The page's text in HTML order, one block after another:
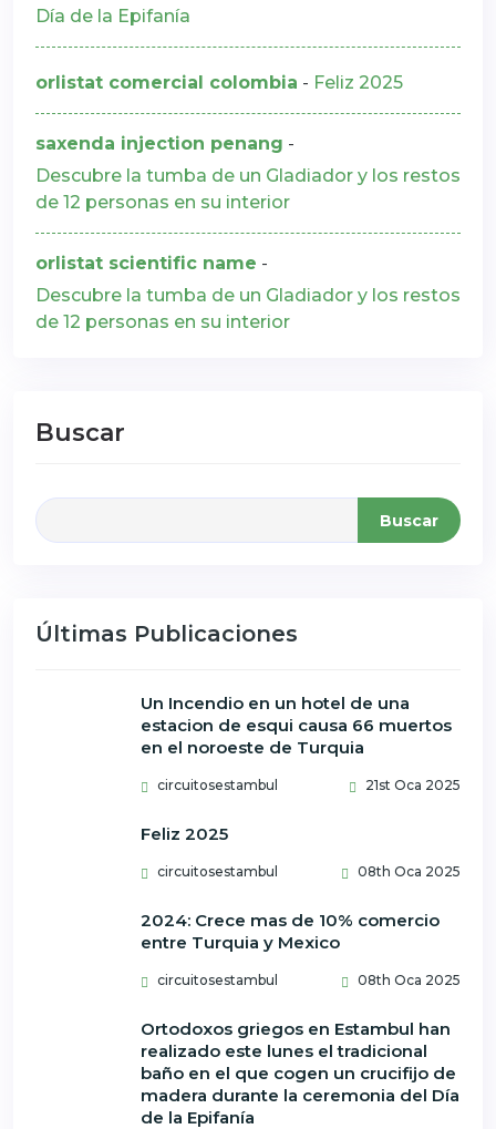
Día de la Epifanía
orlistat comercial colombia - Feliz 2025
saxenda injection penang -
Descubre la tumba de un Gladiador y los restos
de 12 personas en su interior
orlistat scientific name -
Descubre la tumba de un Gladiador y los restos
de 12 personas en su interior
Buscar
Buscar
Últimas Publicaciones
Un Incendio en un hotel de una
estacion de esqui causa 66 muertos
en el noroeste de Turquia
circuitosestambul 21st Oca 2025
Feliz 2025
circuitosestambul 08th Oca 2025
2024: Crece mas de 10% comercio
entre Turquia y Mexico
circuitosestambul 08th Oca 2025
Ortodoxos griegos en Estambul han
realizado este lunes el tradicional
baño en el que cogen un crucifijo de
madera durante la ceremonia del Día
de la Epifanía